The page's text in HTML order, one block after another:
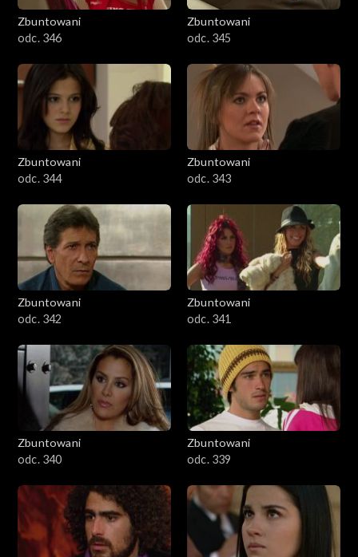
Zbuntowani
odc. 346
Zbuntowani
odc. 345
Zbuntowani
odc. 344
Zbuntowani
odc. 343
Zbuntowani
odc. 342
Zbuntowani
odc. 341
Zbuntowani
odc. 340
Zbuntowani
odc. 339